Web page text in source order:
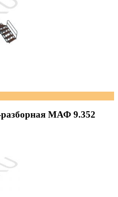
МАФ 9.352